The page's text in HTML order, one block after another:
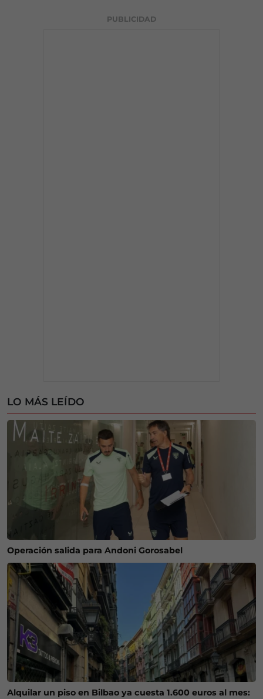
PUBLICIDAD
LO MÁS LEÍDO
Operación salida para Andoni Gorosabel
Alquilar un piso en Bilbao ya cuesta 1.600 euros al mes: